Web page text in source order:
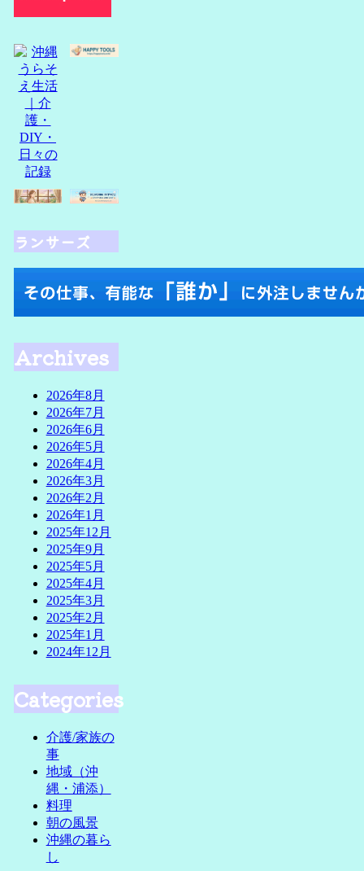
ランサーズ
Archives
2026年8月
2026年7月
2026年6月
2026年5月
2026年4月
2026年3月
2026年2月
2026年1月
2025年12月
2025年9月
2025年5月
2025年4月
2025年3月
2025年2月
2025年1月
2024年12月
Categories
介護/家族の
事
地域（沖
縄・浦添）
料理
朝の風景
沖縄の暮ら
し